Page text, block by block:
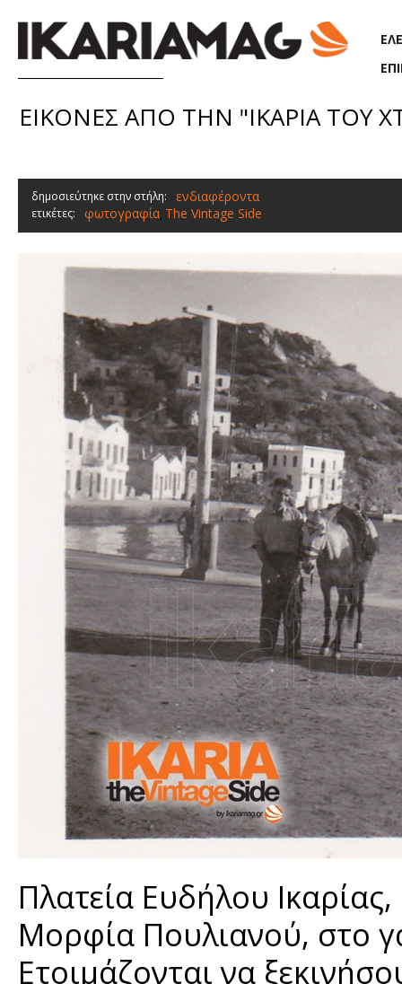
ΕΙΚΟΝΕΣ ΑΠΟ ΤΗΝ "ΙΚΑΡΙΑ ΤΟΥ
δημοσιεύτηκε στην στήλη: ενδιαφέροντα
ετικέτες: φωτογραφία, The Vintage Side
Πλατεία Ευδήλου
Μορφία Πουλιανού, στο
Ετοιμάζονται να